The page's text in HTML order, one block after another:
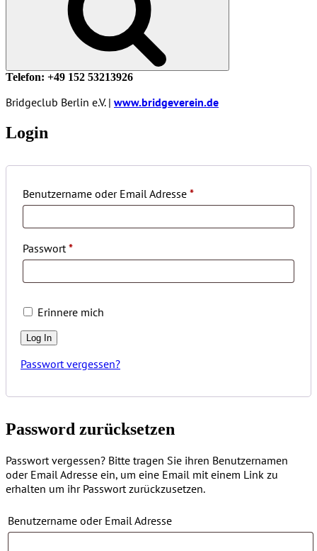
Telefon: +49 152 53213926
Bridgeclub Berlin e.V. | www.bridgeverein.de
Login
Benutzername oder Email Adresse *
Passwort*
Erinnere mich
Passwort vergessen?
Password zurücksetzen
Passwort vergessen? Bitte tragen Sie ihren Benutzernamen
oder Email Adresse ein, um eine Email mit einem Link zu
erhalten um ihr Passwort zurückzusetzen.
Benutzername oder Email Adresse